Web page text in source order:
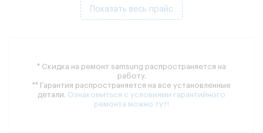
Показать весь прайс
* Скидка на ремонт samsung распространяется на
работу.
** Гарантия распространяется на все установленные
детали. Ознакомиться с условиями гарантийного
ремонта можно тут!